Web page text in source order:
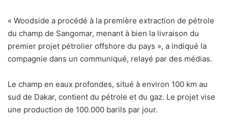
« Woodside a procédé à la première extraction de pétrole
du champ de Sangomar, menant à bien la livraison du
premier projet pétrolier offshore du pays », a indiqué la
compagnie dans un communiqué, relayé par des médias.
Le champ en eaux profondes, situé à environ 100 km au
sud de Dakar, contient du pétrole et du gaz. Le projet vise
une production de 100.000 barils par jour.